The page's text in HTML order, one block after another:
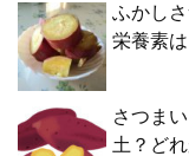
ふかし
栄養素
さつま
土？ど